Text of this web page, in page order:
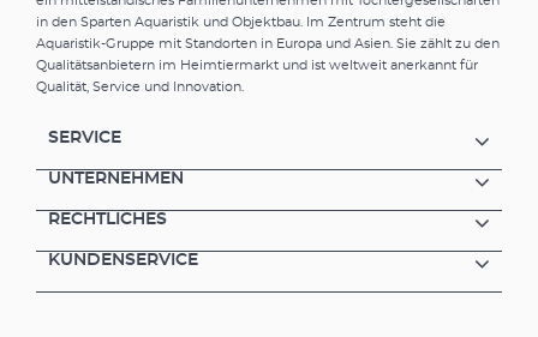
in den Sparten Aquaristik und Objektbau. Im Zentrum steht die
Aquaristik-Gruppe mit Standorten in Europa und Asien. Sie zählt zu den
Qualitätsanbietern im Heimtiermarkt und ist weltweit anerkannt für
Qualität, Service und Innovation.
SERVICE
UNTERNEHMEN
RECHTLICHES
KUNDENSERVICE